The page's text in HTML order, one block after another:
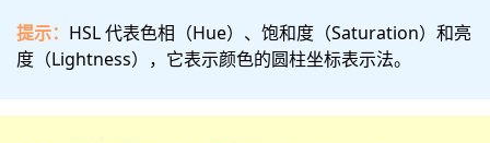
提示： HSL 代表色相（Hue）、饱和度（Saturation）和亮
度（Lightness），它表示颜色的圆柱坐标表示法。